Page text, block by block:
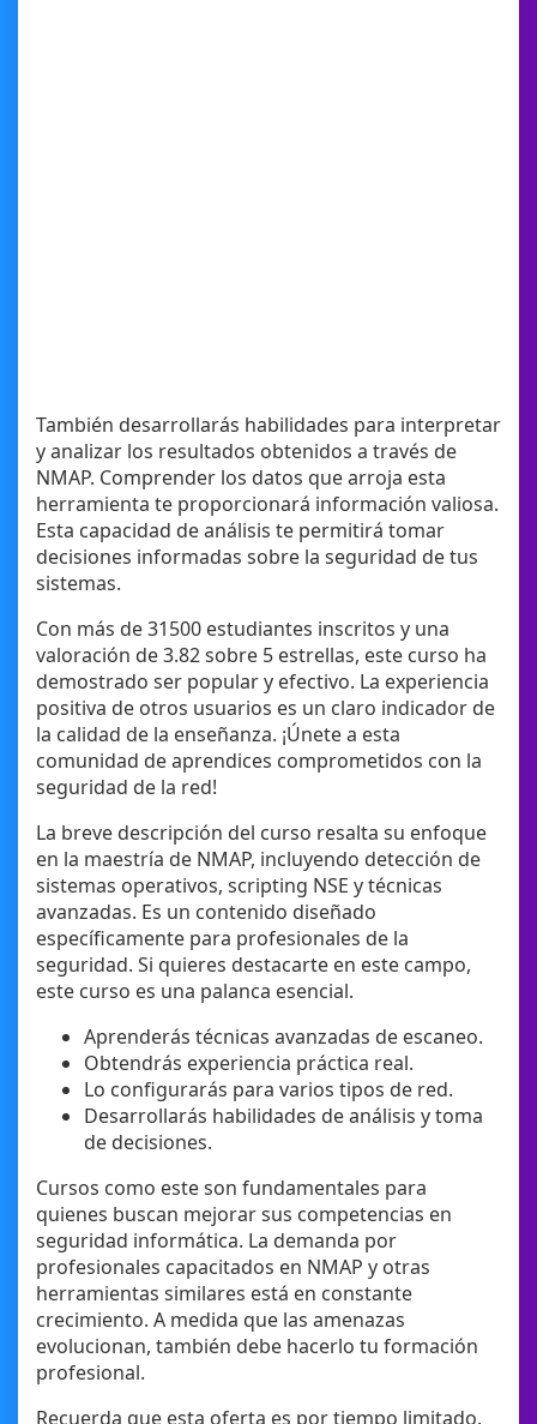
También desarrollarás habilidades para interpretar
y analizar los resultados obtenidos a través de
NMAP. Comprender los datos que arroja esta
herramienta te proporcionará información valiosa.
Esta capacidad de análisis te permitirá tomar
decisiones informadas sobre la seguridad de tus
sistemas.
Con más de 31500 estudiantes inscritos y una
valoración de 3.82 sobre 5 estrellas, este curso ha
demostrado ser popular y efectivo. La experiencia
positiva de otros usuarios es un claro indicador de
la calidad de la enseñanza. ¡Únete a esta
comunidad de aprendices comprometidos con la
seguridad de la red!
La breve descripción del curso resalta su enfoque
en la maestría de NMAP, incluyendo detección de
sistemas operativos, scripting NSE y técnicas
avanzadas. Es un contenido diseñado
específicamente para profesionales de la
seguridad. Si quieres destacarte en este campo,
este curso es una palanca esencial.
Aprenderás técnicas avanzadas de escaneo.
Obtendrás experiencia práctica real.
Lo configurarás para varios tipos de red.
Desarrollarás habilidades de análisis y toma
de decisiones.
Cursos como este son fundamentales para
quienes buscan mejorar sus competencias en
seguridad informática. La demanda por
profesionales capacitados en NMAP y otras
herramientas similares está en constante
crecimiento. A medida que las amenazas
evolucionan, también debe hacerlo tu formación
profesional.
Recuerda que esta oferta es por tiempo limitado.